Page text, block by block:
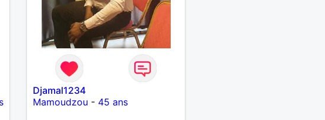
Djamal1234
Mamoudzou - 45 ans